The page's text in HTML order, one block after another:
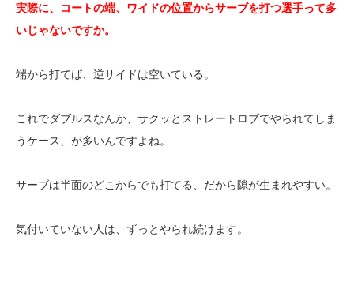
実際に、コートの端、ワイドの位置からサーブを打つ選手って多
いじゃないですか。
端から打てば、逆サイドは空いている。
これでダブルスなんか、サクッとストレートロブでやられてしま
うケース、が多いんですよね。
サーブは半面のどこからでも打てる、だから隙が生まれやすい。
気付いていない人は、ずっとやられ続けます。